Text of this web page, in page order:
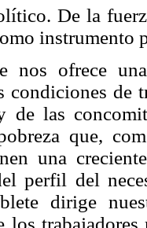
De la
instrumento
nos ofrece
condiciones
de las
que,
una
perfil del
dirige
los